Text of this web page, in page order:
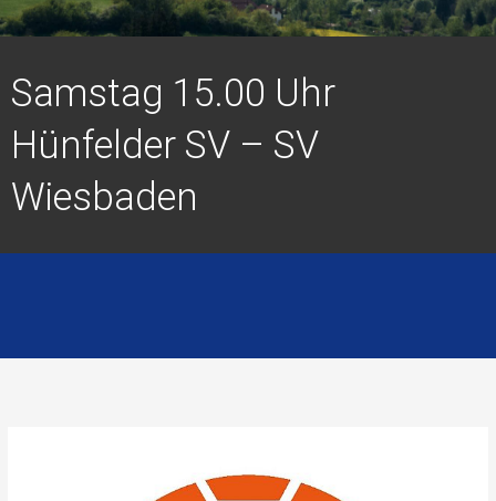
Samstag 15.00 Uhr
Hünfelder SV – SV
Wiesbaden